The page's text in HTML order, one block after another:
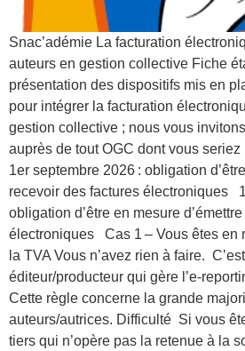
Snac’adémie La facturation
auteurs en gestion collective Fiche
présentation des dispositifs mis en
pour intégrer la facturation
gestion collective ; nous vous
auprès de tout OGC dont vous
1er septembre 2026 : obligation
recevoir des factures électroniques
obligation d’être en mesure
électroniques Cas 1 – Vous êtes en
la TVA Vous n’avez rien à faire.
éditeur/producteur qui gère l’e-
Cette règle concerne la grande
auteurs/autrices. Difficulté Si vous
tiers qui n’opère pas la retenue à la